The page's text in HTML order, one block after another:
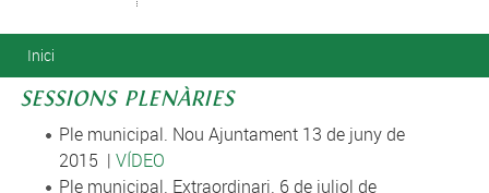
Esteu aquí
Inici
SESSIONS PLENÀRIES
Ple municipal. Nou Ajuntament 13 de juny de
2015 | VÍDEO
Ple municipal. Extraordinari. 6 de juliol de